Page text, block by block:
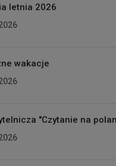
letnia 2026
wakacje
"Czytanie na